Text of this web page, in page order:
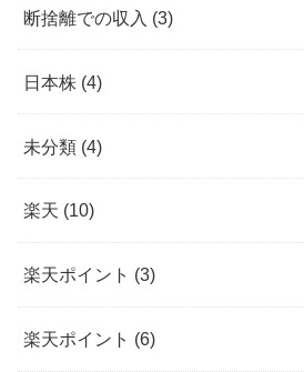
断捨離での収入 (3)
日本株 (4)
未分類 (4)
楽天 (10)
楽天ポイント (3)
楽天ポイント (6)